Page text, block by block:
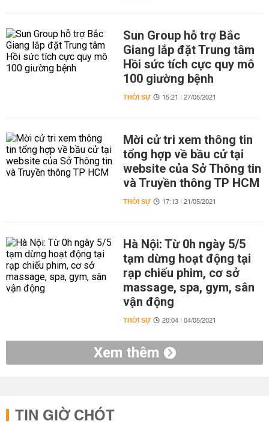
Sun Group hỗ trợ Bắc
Giang lắp đặt Trung tâm
Hồi sức tích cực quy mô
100 giường bệnh
THỜI SỰ 15:21 | 27/05/2021
Mời cử tri xem thông tin
tổng hợp về bầu cử tại
website của Sở Thông tin
và Truyền thông TP HCM
THỜI SỰ 17:13 | 21/05/2021
Hà Nội: Từ 0h ngày 5/5
tạm dừng hoạt động tại
rạp chiếu phim, cơ sở
massage, spa, gym, sân
vận động
THỜI SỰ 20:04 | 04/05/2021
Xem thêm
TIN GIỜ CHÓT